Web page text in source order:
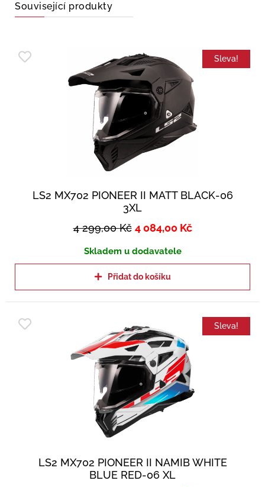
Související produkty
Sleva!
LS2 MX702 PIONEER II MATT BLACK-06
3XL
4 299,00Kč 4 084,00 Kč
Skladem u dodavatele
Přidat do košíku
Sleva!
LS2 MX702 PIONEER II NAMIB WHITE
BLUE RED-06 XL